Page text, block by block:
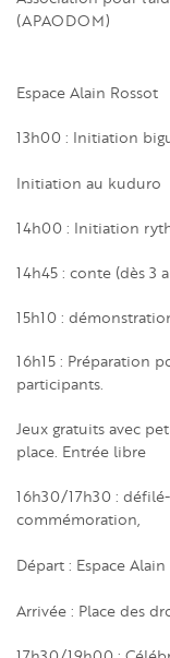
(APAODOM)
Espace Alain Rossot
13h00 : Initiation
Initiation au kuduro
14h00 : Initiation
14h45 : conte (dès 3
15h10 :
16h15 : Préparation
participants.
Jeux gratuits avec
place. Entrée libre
16h30/17h30 :
commémoration,
Départ : Espace
Arrivée : Place des